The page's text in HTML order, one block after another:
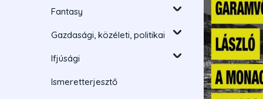
Fantasy
Gazdasági, közéleti, politikai
Ifjúsági
Ismeretterjesztő